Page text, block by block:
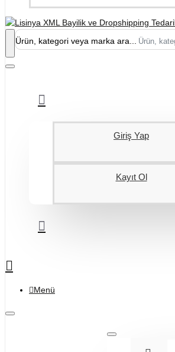
Ürün, kategori veya marka ara...
Giriş Yap
Kayıt Ol
Menü